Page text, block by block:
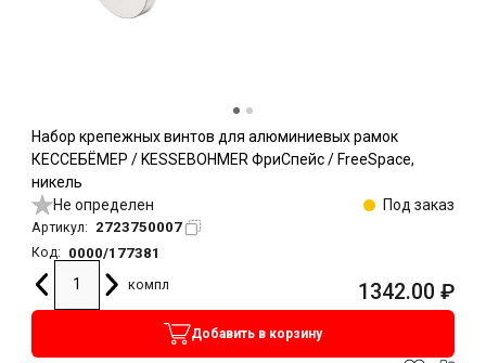
Набор крепежных винтов для алюминиевых рамок
КЕССЕБЁМЕР / KESSEBOHMER ФриСпейс / FreeSpace,
никель
Не определен
Под заказ
Артикул: 2723750007
Код:
0000/177381
компл
1342.00 ₽
Добавить в корзину